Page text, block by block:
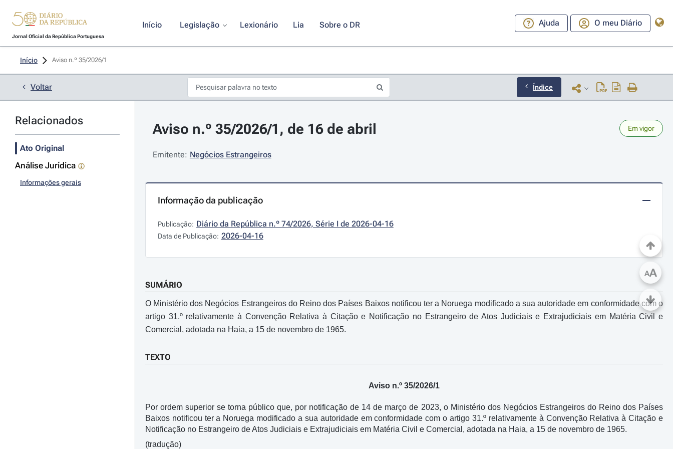
Jornal Oficial da República Portuguesa
Início Legislação Lexionário Lia Sobre o DR Ajuda O meu Diário
Início Aviso n.º 35/2026/1
Voltar Índice
Relacionados
Ato Original
Análise Jurídica
Informações gerais
Aviso n.º 35/2026/1, de 16 de abril Em vigor
Emitente: Negócios Estrangeiros
Informação da publicação
Publicação: Diário da República n.º 74/2026, Série I de 2026-04-16
Data de Publicação: 2026-04-16
SUMÁRIO
O Ministério dos Negócios Estrangeiros do Reino dos Países Baixos notificou ter a Noruega modificado a sua autoridade em conformidade com o
artigo 31.º relativamente à Convenção Relativa à Citação e Notificação no Estrangeiro de Atos Judiciais e Extrajudiciais em Matéria Civil e
Comercial, adotada na Haia, a 15 de novembro de 1965.
TEXTO
Aviso n.º 35/2026/1
Por ordem superior se torna público que, por notificação de 14 de março de 2023, o Ministério dos Negócios Estrangeiros do Reino dos Países
Baixos notificou ter a Noruega modificado a sua autoridade em conformidade com o artigo 31.º relativamente à Convenção Relativa à Citação e
Notificação no Estrangeiro de Atos Judiciais e Extrajudiciais em Matéria Civil e Comercial, adotada na Haia, a 15 de novembro de 1965.
(tradução)
AA